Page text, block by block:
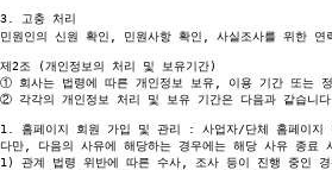
3. 고충 처리
민원인의 신원 확인, 민원사항 확인, 사실조사를 위한
①
② 각각의 개인정보 처리 및 보유 기간은 다음과 같습니다.
1. 홈페이지 회원 가입 및 관리 : 사업자/단체 홈페이지
다만, 다음의 사유에 해당하는 경우에는 해당 사유 종료
1) 관계 법령 위반에 따른 수사, 조사 등이 진행 중인